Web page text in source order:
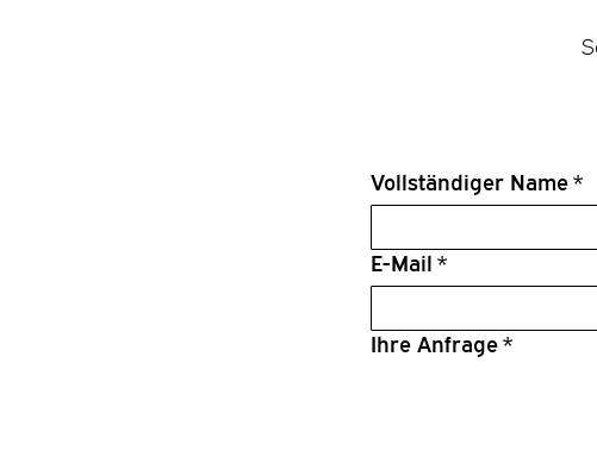
Vollständiger Name*
E-Mail *
Ihre Anfrage*